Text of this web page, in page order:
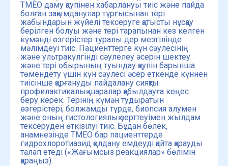
ТМЕО даму қаупінен хабарлануы тиіс және пайда
болған зақымданулар тұрғысынан тері
жабындарын жүйелі тексеруге қатысты нұсқау
берілген болуы және тері тарапынан кез келген
күмәнді өзгерістер туралы дер мезгілінде
мәлімдеуі тиіс. Пациенттерге күн сәулесінің
және ультракүлгінді сәулелеу әсерін шектеу
және тері обырының туындау қаупін барынша
төмендету үшін күн сәулесі әсер еткенде күннен
тиісінше қорғануды пайдалану сияқты
профилактикалық шаралар қабылдауға кеңес
беру керек. Терінің күмән тудыратын
өзгерістері, болжамды түрде, биопсия алумен
және оның гистологиялық зерттеуімен жылдам
тексеруден өткізілуі тиіс. Бұдан бөлек,
анамнезінде ТМЕО бар пациенттерде
гидрохлоротиазид қолдану емдеуді қайта қарауды
талап етеді («Жағымсыз реакциялар» бөлімін
қараңыз).